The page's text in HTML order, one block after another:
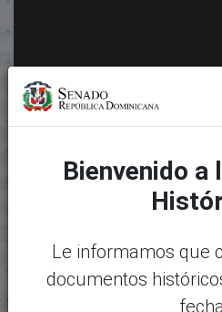
Bienvenido a
Le informamos que
documentos